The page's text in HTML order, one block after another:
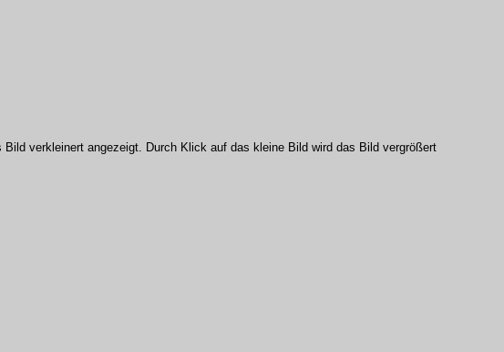
verkleinert angezeigt. Durch Klick auf das kleine Bild wird das Bild vergrößert